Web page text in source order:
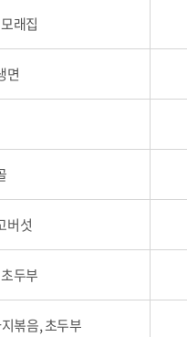
래집
면
버섯
두부
볶음, 초두부